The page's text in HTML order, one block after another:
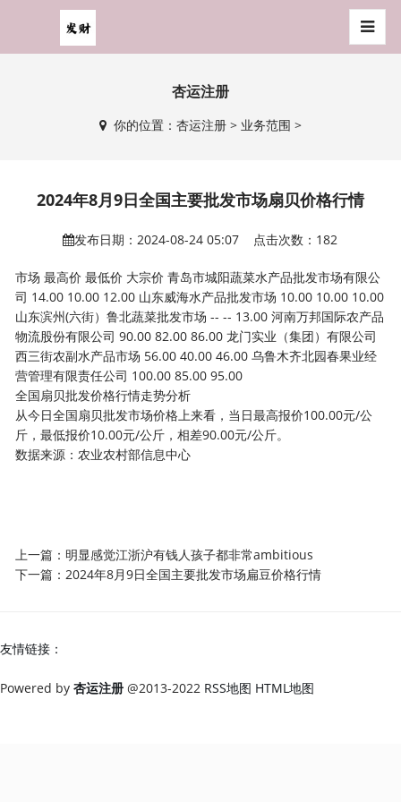
杏运注册
你的位置： 杏运注册> 业务范围 >
2024年8月9日全国主要批发市场扇贝价格行情
发布日期：2024-08-24 05:07 点击次数：182
市场 最高价 最低价 大宗价 青岛市城阳蔬菜水产品批发市场有限公
司 14.00 10.00 12.00 山东威海水产品批发市场 10.00 10.00 10.00
山东滨州(六街）鲁北蔬菜批发市场 -- -- 13.00 河南万邦国际农产品
物流股份有限公司 90.00 82.00 86.00 龙门实业（集团）有限公司
西三街农副水产品市场 56.00 40.00 46.00 乌鲁木齐北园春果业经
营管理有限责任公司 100.00 85.00 95.00
全国扇贝批发价格行情走势分析
从今日全国扇贝批发市场价格上来看，当日最高报价100.00元/公
斤，最低报价10.00元/公斤，相差90.00元/公斤。
数据来源：农业农村部信息中心
上一篇： 明显感觉江浙沪有钱人孩子都非常ambitious
下一篇：2024年8月9日全国主要批发市场扁豆价格行情
友情链接：
Powered by 杏运注册 @2013-2022 RSS地图 HTML地图